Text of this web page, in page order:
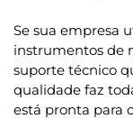
Se sua empresa
instrumentos de
suporte técnico
qualidade faz
está pronta para